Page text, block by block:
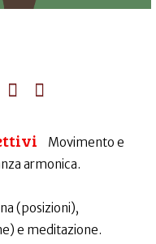
Movimento e
armonica.
(posizioni),
e meditazione.